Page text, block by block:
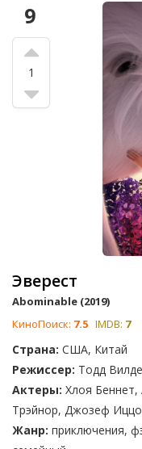
9
1
Эверест
Abominable (2019)
КиноПоиск: 7.5 IMDB: 7
Страна: США, Китай
Режиссер: Тодд
Актеры: Хлоя Беннет,
Трэйнор, Джозеф
Жанр: приключения,